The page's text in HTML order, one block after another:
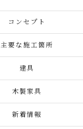
コンセプト
主要な施工箇所
建具
木製家具
新着情報